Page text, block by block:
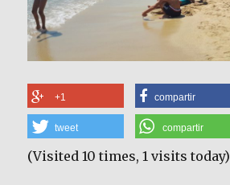
+1 compartir
tweet compartir
(Visited 10 times, 1 visits today)